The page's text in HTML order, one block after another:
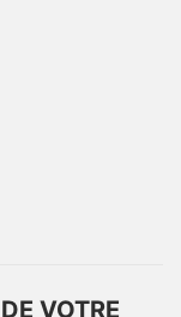
VOTRE